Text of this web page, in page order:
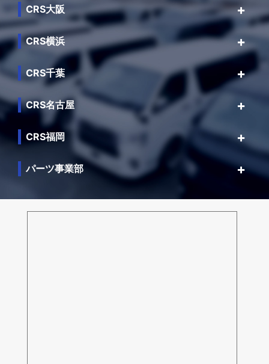
CRS大阪
CRS横浜
CRS千葉
CRS名古屋
CRS福岡
パーツ事業部